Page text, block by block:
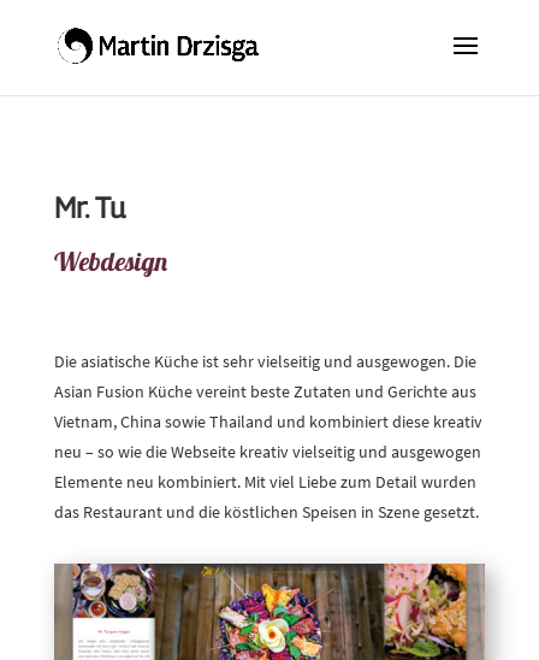
Mr. Tu
Webdesign
Die asiatische Küche ist sehr vielseitig und ausgewogen. Die
Asian Fusion Küche vereint beste Zutaten und Gerichte aus
Vietnam, China sowie Thailand und kombiniert diese kreativ
neu – so wie die Webseite kreativ vielseitig und ausgewogen
Elemente neu kombiniert. Mit viel Liebe zum Detail wurden
das Restaurant und die köstlichen Speisen in Szene gesetzt.